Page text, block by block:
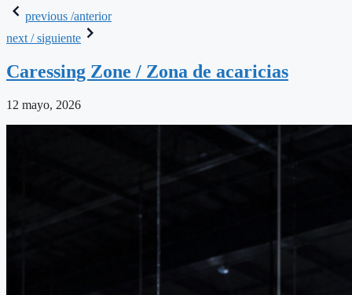
previous /anterior
next / siguiente
Caressing Zone / Zona de acaricias
12 mayo, 2026